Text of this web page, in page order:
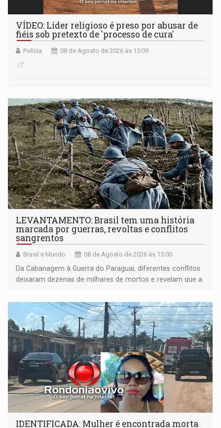
VÍDEO: Líder religioso é preso por abusar de
fiéis sob pretexto de 'processo de cura'
Polícia 08 de Agosto de 2026 às 15:09
LEVANTAMENTO: Brasil tem uma história
marcada por guerras, revoltas e conflitos
sangrentos
Brasil e Mundo 08 de Agosto de 2026 às 15:00
Da Cabanagem à Guerra do Paraguai, diferentes conflitos
deixaram dezenas de milhares de mortos e revelam que a
territoriais e sociais
IDENTIFICADA: Mulher é encontrada morta